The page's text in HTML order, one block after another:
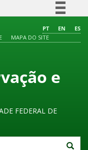
Comunica BR
à informação
Legislação
PT EN
ES
MAPA DO SITE
e
FEDERAL DE